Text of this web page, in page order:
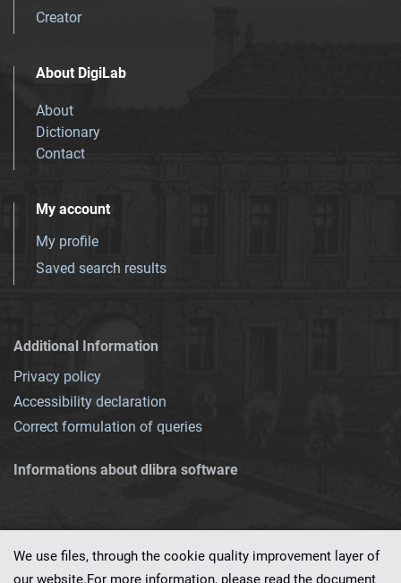
Creator
About DigiLab
About
Dictionary
Contact
My account
My profile
Saved search results
Additional Information
Privacy policy
Accessibility declaration
Correct formulation of queries
Informations about dlibra software
We use files, through the cookie quality improvement layer of
our website.For more information, please read the document